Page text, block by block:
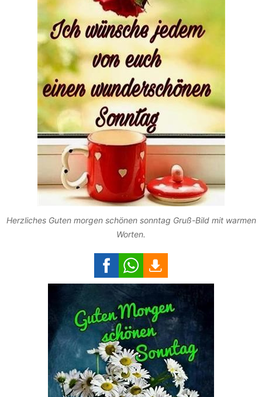
Herzliches Guten morgen schönen sonntag Gruß-Bild mit warmen
Worten.